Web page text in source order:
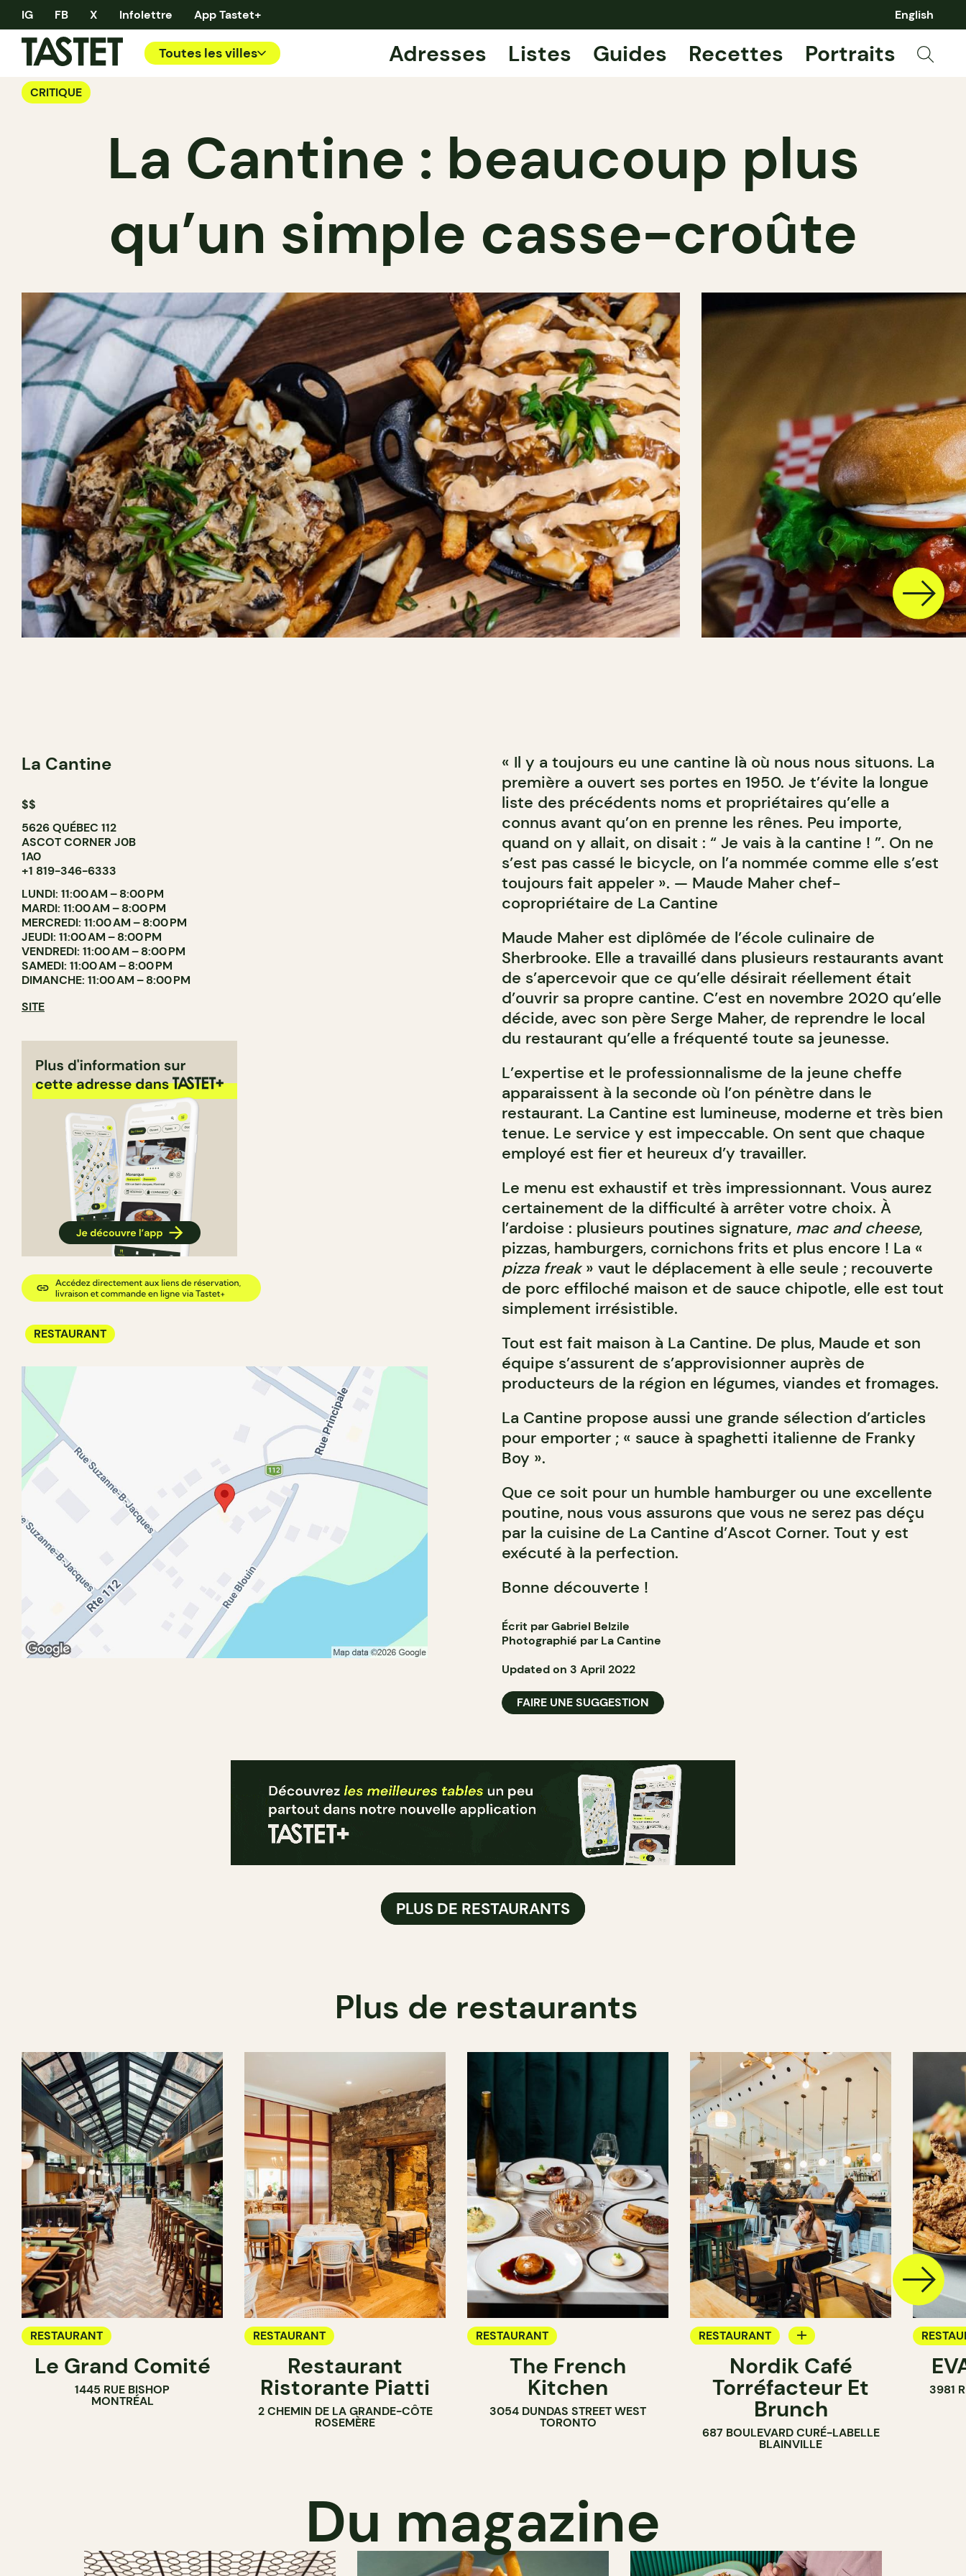
IG FB X Infolettre App Tastet+ English
Toutes les villes Adresses Listes Guides Recettes Portraits
CRITIQUE
La Cantine : beaucoup plus
qu’un simple casse-croûte
La Cantine
$$
5626 QUÉBEC 112
ASCOT CORNER J0B
1A0
+1 819-346-6333
LUNDI: 11:00 AM – 8:00 PM
MARDI: 11:00 AM – 8:00 PM
MERCREDI: 11:00 AM – 8:00 PM
JEUDI: 11:00 AM – 8:00 PM
VENDREDI: 11:00 AM – 8:00 PM
SAMEDI: 11:00 AM – 8:00 PM
DIMANCHE: 11:00 AM – 8:00 PM
SITE
RESTAURANT
« Il y a toujours eu une cantine là où nous nous situons. La
première a ouvert ses portes en 1950. Je t’évite la longue
liste des précédents noms et propriétaires qu’elle a
connus avant qu’on en prenne les rênes. Peu importe,
quand on y allait, on disait : “ Je vais à la cantine ! ”. On ne
s’est pas cassé le bicycle, on l’a nommée comme elle s’est
toujours fait appeler ». — Maude Maher chef-
copropriétaire de La Cantine
Maude Maher est diplômée de l’école culinaire de
Sherbrooke. Elle a travaillé dans plusieurs restaurants avant
de s’apercevoir que ce qu’elle désirait réellement était
d’ouvrir sa propre cantine. C’est en novembre 2020 qu’elle
décide, avec son père Serge Maher, de reprendre le local
du restaurant qu’elle a fréquenté toute sa jeunesse.
L’expertise et le professionnalisme de la jeune cheffe
apparaissent à la seconde où l’on pénètre dans le
restaurant. La Cantine est lumineuse, moderne et très bien
tenue. Le service y est impeccable. On sent que chaque
employé est fier et heureux d’y travailler.
Le menu est exhaustif et très impressionnant. Vous aurez
certainement de la difficulté à arrêter votre choix. À
l’ardoise : plusieurs poutines signature, mac and cheese,
pizzas, hamburgers, cornichons frits et plus encore ! La «
pizza freak» vaut le déplacement à elle seule ; recouverte
de porc effiloché maison et de sauce chipotle, elle est tout
simplement irrésistible.
Tout est fait maison à La Cantine. De plus, Maude et son
équipe s’assurent de s’approvisionner auprès de
producteurs de la région en légumes, viandes et fromages.
La Cantine propose aussi une grande sélection d’articles
pour emporter ; « sauce à spaghetti italienne de Franky
Boy ».
Que ce soit pour un humble hamburger ou une excellente
poutine, nous vous assurons que vous ne serez pas déçu
par la cuisine de La Cantine d’Ascot Corner. Tout y est
exécuté à la perfection.
Bonne découverte !
Écrit par Gabriel Belzile
Photographié par La Cantine
Updated on 3 April 2022
FAIRE UNE SUGGESTION
PLUS DE RESTAURANTS
Plus de restaurants
RESTAURANT
Le Grand Comité
1445 RUE BISHOP
MONTRÉAL
RESTAURANT
Restaurant
Ristorante Piatti
2 CHEMIN DE LA GRANDE-CÔTE
ROSEMÈRE
RESTAURANT
The French
Kitchen
3054 DUNDAS STREET WEST
TORONTO
RESTAURANT
Nordik Café
Torréfacteur Et
Brunch
687 BOULEVARD CURÉ-LABELLE
BLAINVILLE
3981
Du magazine